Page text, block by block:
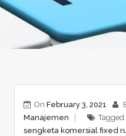
On February 3, 2021
Manajemen
Tagged
sengketa komersial fixed